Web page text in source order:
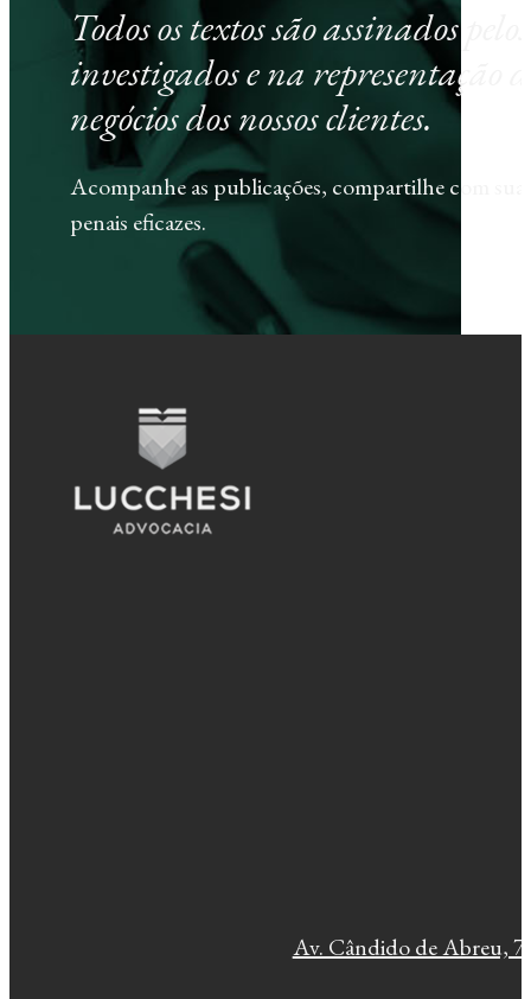
Todos os textos são assinados
investigados e na representação
negócios dos nossos clientes.
Acompanhe as publicações, compartilhe com
penais eficazes.
Av. Cândido de Abreu,